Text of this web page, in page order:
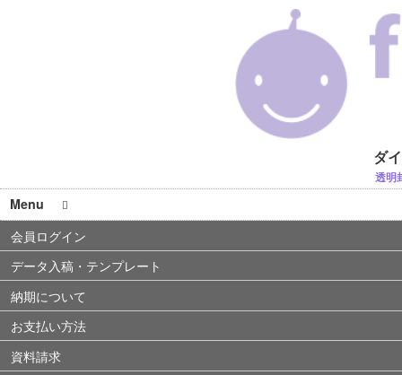
ダ
透明
Menu
会員ログイン
データ入稿・テンプレート
納期について
お支払い方法
資料請求